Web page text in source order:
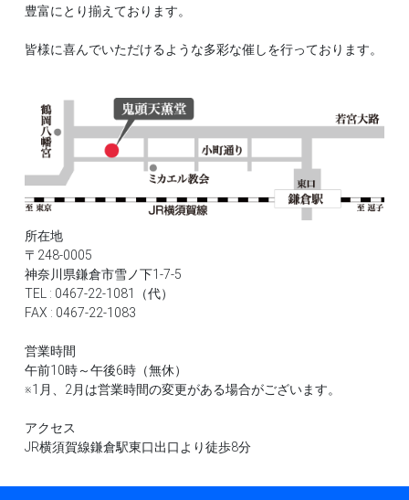
豊富にとり揃えております。
皆様に喜んでいただけるような多彩な催しを行っております。
所在地
〒248-0005
神奈川県鎌倉市雪ノ下1-7-5
TEL : 0467-22-1081（代）
FAX : 0467-22-1083
営業時間
午前10時～午後6時（無休）
※1月、2月は営業時間の変更がある場合がございます。
アクセス
JR横須賀線鎌倉駅東口出口より徒歩8分